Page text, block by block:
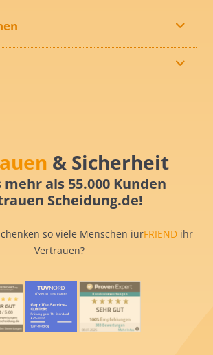
& Sicherheit
als 55.000 Kunden
Scheidung.de!
so viele Menschen iurFRIEND ihr
Vertrauen?